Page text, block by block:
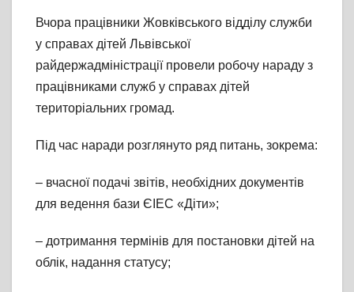
Вчора працівники Жовківського відділу служби
у справах дітей Львівської
райдержадміністрації провели робочу нараду з
працівниками служб у справах дітей
територіальних громад.
Під час наради розглянуто ряд питань, зокрема:
– вчасної подачі звітів, необхідних документів
для ведення бази ЄІЕС «Діти»;
– дотримання термінів для постановки дітей на
облік, надання статусу;